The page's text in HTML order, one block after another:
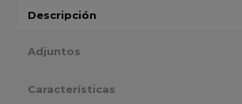
Descripción
Adjuntos
Características